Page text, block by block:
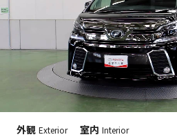
外観 Exterior 室内 Interior